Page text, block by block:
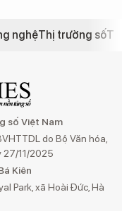
nghệThị trường số
số Việt Nam
do Bộ Văn hóa,
27/11/2025
Kiên
Park, xã Hoài Đức, Hà